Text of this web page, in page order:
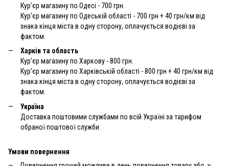
Кур'єр магазину по Одесі - 700 грн.
Кур'єр магазину по Одеській області - 700 грн + 40 грн/км від
знака кінця міста в одну сторону, оплачується водієві за
фактом.
Харків та область
Кур'єр магазину по Харкову - 800 грн.
Кур'єр магазину по Харківській області - 800 грн + 40 грн/км від
знака кінця міста в одну сторону, оплачується водієві за
фактом.
Україна
Доставка поштовими службами по всій Україні за тарифом
обраної поштової служби.
Умови повернення